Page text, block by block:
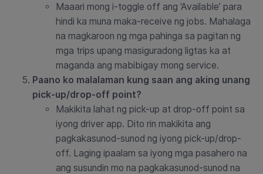
Maaari mong i-toggle off ang ‘Available’ para
hindi ka muna maka-receive ng jobs. Mahalaga
na magkaroon ng mga pahinga sa pagitan ng
mga trips upang masiguradong ligtas ka at
maganda ang mabibigay mong service.
Paano ko malalaman kung saan ang aking unang
pick-up/drop-off point?
Makikita lahat ng pick-up at drop-off point sa
iyong driver app. Dito rin makikita ang
pagkakasunod-sunod ng iyong pick-up/drop-
off. Laging ipaalam sa iyong mga pasahero na
ang susundin mo na pagkakasunod-sunod na